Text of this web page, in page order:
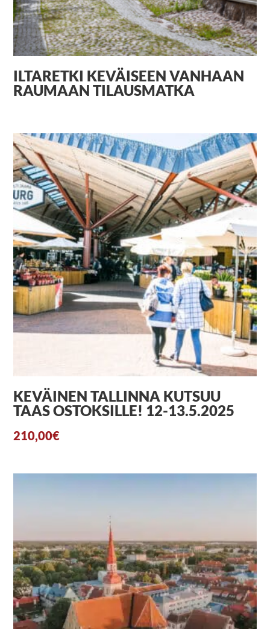
ILTARETKI KEVÄISEEN VANHAAN
RAUMAAN TILAUSMATKA
KEVÄINEN TALLINNA KUTSUU
TAAS OSTOKSILLE! 12-13.5.2025
210,00€